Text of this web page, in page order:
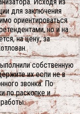
Исходя из
для заключения
ориентироваться
но и на
на цену, за
собственную
их если не в
звонка. По
по раскопке и